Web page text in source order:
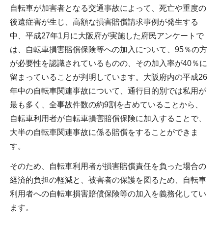
自転車が加害者となる交通事故によって、死亡や重度の
後遺症害が生じ、高額な損害賠償請求事例が発生する
中、平成27年1月に大阪府が実施した府民アンケートで
は、自転車損害賠償保険等への加入について、95％の方
が必要性を認識されているものの、その加入率が40％に
留まっていることが判明しています。大阪府内の平成26
年中の自転車関連事故について、通行目的別では私用が
最も多く、全事故件数の約9割を占めていることから、
自転車利用者が自転車損害賠償保険に加入することで、
大半の自転車関連事故に係る賠償をすることができま
す。
そのため、自転車利用者が損害賠償責任を負った場合の
経済的負担の軽減と、被害者の保護を図るため、自転車
利用者への自転車損害賠償保険等の加入を義務化してい
ます。